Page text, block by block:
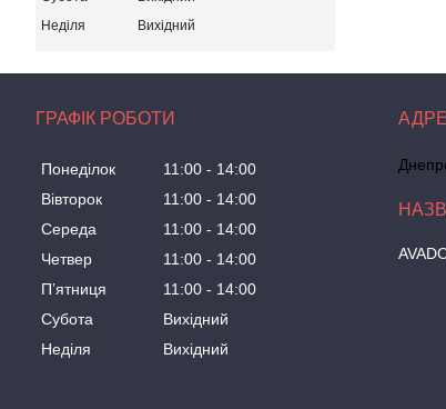
Неділя
Вихідний
ГРАФІК РОБОТИ
Понеділок 11:00
14:00
Вівторок
11:00
14:00
Середа
11:00
14:00
Четвер
11:00
14:00
Пʼятниця
11:00
14:00
Субота
Вихідний
Неділя
Вихідний